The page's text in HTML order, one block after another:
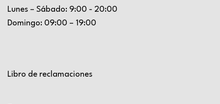
Lunes – Sábado: 9:00 - 20:00
Domingo: 09:00 – 19:00
Libro de reclamaciones